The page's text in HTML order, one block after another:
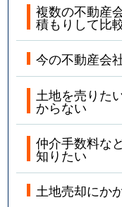
複数の不動産
積もりして比
今の不動産会
土地を売りた
からない
仲介手数料な
知りたい
土地売却にか